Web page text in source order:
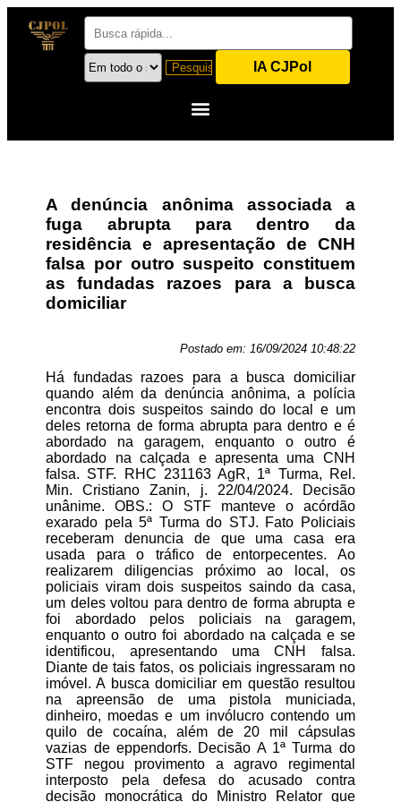
IA CJPol
A denúncia anônima associada a
fuga abrupta para dentro da
residência e apresentação de CNH
falsa por outro suspeito constituem
as fundadas razoes para a busca
domiciliar
Postado em: 16/09/2024 10:48:22
Há fundadas razoes para a busca domiciliar
quando além da denúncia anônima, a polícia
encontra dois suspeitos saindo do local e um
deles retorna de forma abrupta para dentro e é
abordado na garagem, enquanto o outro é
abordado na calçada e apresenta uma CNH
falsa. STF. RHC 231163 AgR, 1ª Turma, Rel.
Min. Cristiano Zanin, j. 22/04/2024. Decisão
unânime. OBS.: O STF manteve o acórdão
exarado pela 5ª Turma do STJ. Fato Policiais
receberam denuncia de que uma casa era
usada para o tráfico de entorpecentes. Ao
realizarem diligencias próximo ao local, os
policiais viram dois suspeitos saindo da casa,
um deles voltou para dentro de forma abrupta e
foi abordado pelos policiais na garagem,
enquanto o outro foi abordado na calçada e se
identificou, apresentando uma CNH falsa.
Diante de tais fatos, os policiais ingressaram no
imóvel. A busca domiciliar em questão resultou
na apreensão de uma pistola municiada,
dinheiro, moedas e um invólucro contendo um
quilo de cocaína, além de 20 mil cápsulas
vazias de eppendorfs. Decisão A 1ª Turma do
STF negou provimento a agravo regimental
interposto pela defesa do acusado contra
decisão monocrática do Ministro Relator que